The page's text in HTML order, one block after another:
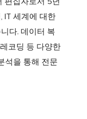
IT 세계에 대한
다. 데이터 복
코딩 등 다양한
석을 통해 전문